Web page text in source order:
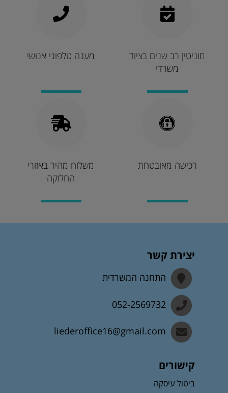
מענה טלפוני אנושי
מוניטין רב שנים בציוד
משרדי
משלוח מהיר באזורי
החלוקה
רכישה מאובטחת
יצירת קשר
התחנה המשרדית
052-2569732
liederoffice16@gmail.com
קישורים
ביטול עיסקה